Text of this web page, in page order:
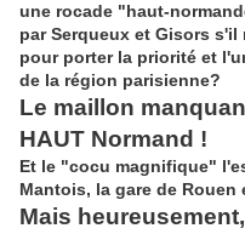
une rocade "haut-
par Serqueux et Gisors s'il
pour porter la priorité et
de la région parisienne?
Le maillon
HAUT Normand !
Et le "cocu magnifique"
Mantois, la gare de Rouen
Mais